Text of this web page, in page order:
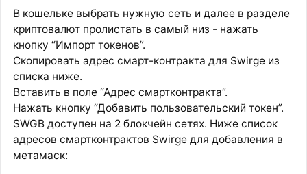
В кошельке выбрать нужную сеть и далее в разделе
криптовалют пролистать в самый низ - нажать
кнопку “Импорт токенов”.
Скопировать адрес смарт-контракта для Swirge из
списка ниже.
Вставить в поле “Адрес смартконтракта”.
Нажать кнопку “Добавить пользовательский токен”.
SWGB доступен на 2 блокчейн сетях. Ниже список
адресов смартконтрактов Swirge для добавления в
метамаск: